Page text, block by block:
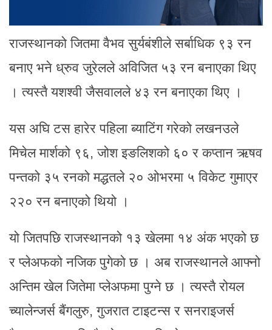
राजस्थानको जितमा वैभव सुर्यबंशीले सर्बाधिक ९३ रन
बनाए भने ध्रुव जुरेलले अविजित ५३ रन बनाएका थिए
। त्यस्तै यशश्वी जैसवालले ४३ रन बनाएका थिए ।
यस अघि टस हारेर पहिला ब्याटिंग गरेको लखनउले
मिचेल मार्शको ९६, जोश इङलिशको ६० र कप्तान ऋषव
पन्तको ३५ रनको मद्धतले २० ओभरमा ५ विकेट गुमाएर
२२० रन बनाएको थियो ।
यो जितपछि राजस्थानको १३ खेलमा १४ अंक भएको छ
र प्लेअफको नजिक पुगेको छ । अब राजस्थानले आफ्नो
अन्तिम खेल जितेमा प्लेअफमा पुग्ने छ । त्यस्तै रोयल
च्यालेन्जर्स बैंगलुरु, गुजरात टाइटन्स र सनराइजर्स